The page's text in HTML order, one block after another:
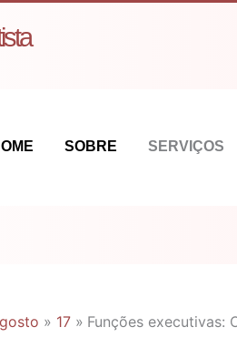
SOBRE SERVIÇOS
17 Funções executivas: